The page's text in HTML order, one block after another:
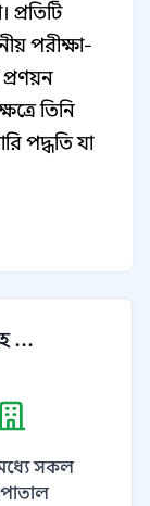
প্রতিটি
পরীক্ষা-
প্রণয়ন
তিনি
পদ্ধতি যা
...
সকল